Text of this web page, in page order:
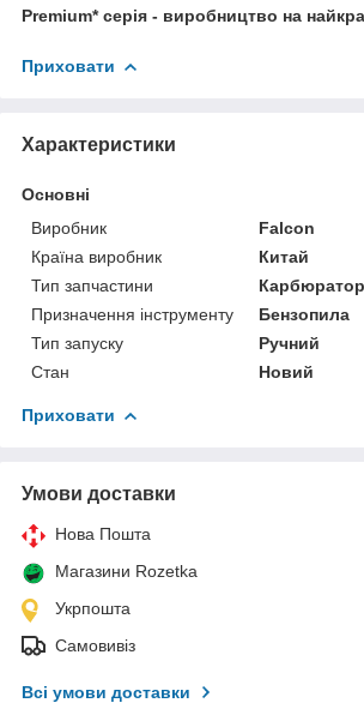
Premium* серія - виробництво на
Приховати
Характеристики
Основні
Виробник
Falcon
Країна виробник
Китай
Тип запчастини
Карбюратор
Призначення інструменту
Бензопила
Тип запуску
Ручний
Стан
Новий
Приховати
Умови доставки
Нова Пошта
Магазини Rozetka
Укрпошта
Самовивіз
Всі умови доставки